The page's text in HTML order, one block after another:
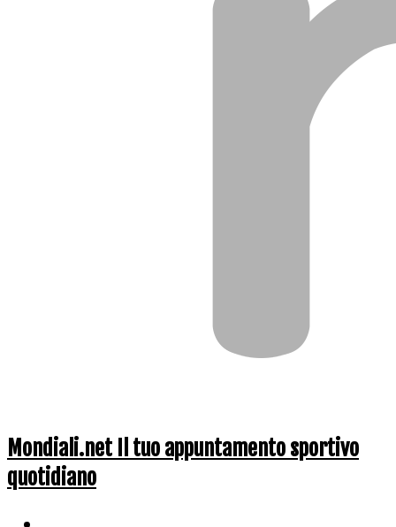
Mondiali.net Il tuo appuntamento sportivo
quotidiano